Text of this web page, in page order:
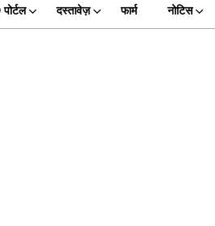
दस्तावेज़ फार्म नोटिस